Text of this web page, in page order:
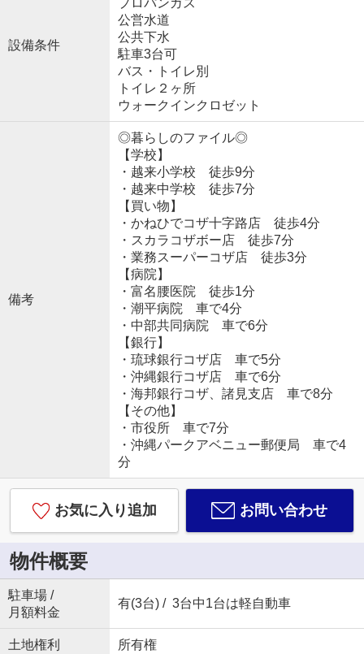
設備条件
プロパンガス
公営水道
公共下水
駐車3台可
バス・トイレ別
トイレ２ヶ所
ウォークインクロゼット
備考
◎暮らしのファイル◎
【学校】
・越来小学校 徒歩9分
・越来中学校 徒歩7分
【買い物】
・かねひでコザ十字路店 徒歩4分
・スカラコザボー店 徒歩7分
・業務スーパーコザ店 徒歩3分
【病院】
・富名腰医院 徒歩1分
・潮平病院 車で4分
・中部共同病院 車で6分
【銀行】
・琉球銀行コザ店 車で5分
・沖縄銀行コザ店 車で6分
・海邦銀行コザ、諸見支店 車で8分
【その他】
・市役所 車で7分
・沖縄パークアベニュー郵便局 車で4
分
お気に入り追加 お問い合わせ
物件概要
駐車場 /
月額料金
有(3台) / 3台中1台は軽自動車
土地権利 所有権